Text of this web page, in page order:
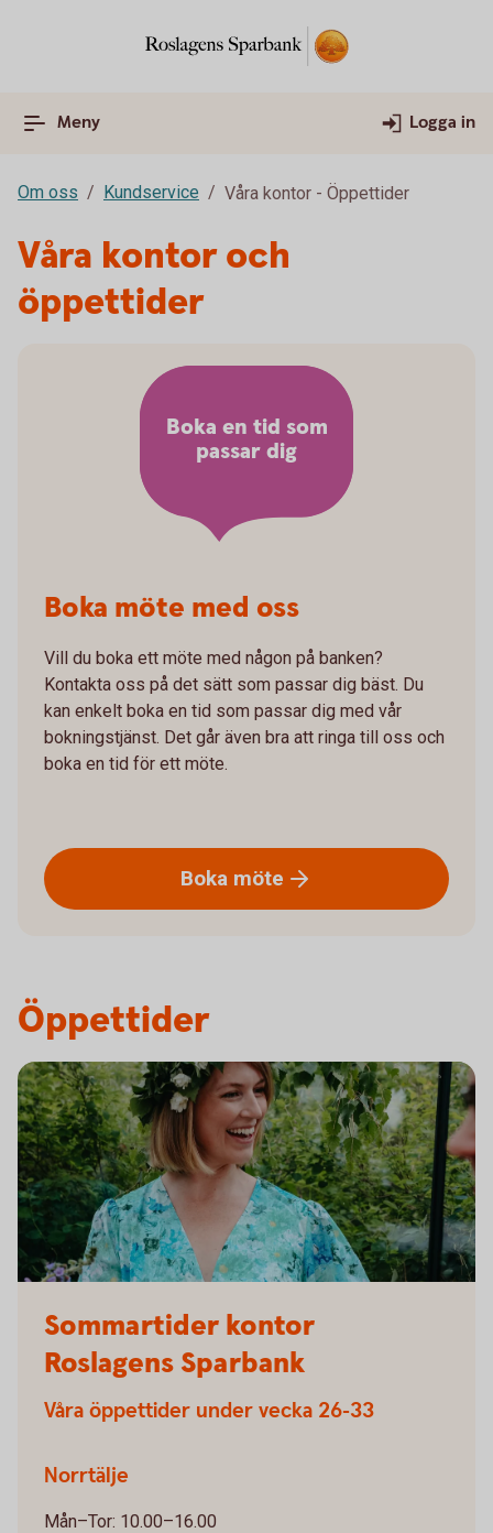
Meny Logga in
Om oss Kundservice Våra kontor - Öppettider
Våra kontor och
öppettider
Boka möte med oss
Vill du boka ett möte med någon på banken?
Kontakta oss på det sätt som passar dig bäst. Du
kan enkelt boka en tid som passar dig med vår
bokningstjänst. Det går även bra att ringa till oss och
boka en tid för ett möte.
Boka möte
Boka en tid som
passar dig
Öppettider
Sommartider kontor
Roslagens Sparbank
Våra öppettider under vecka 26-33
Norrtälje
Mån–Tor: 10.00–16.00